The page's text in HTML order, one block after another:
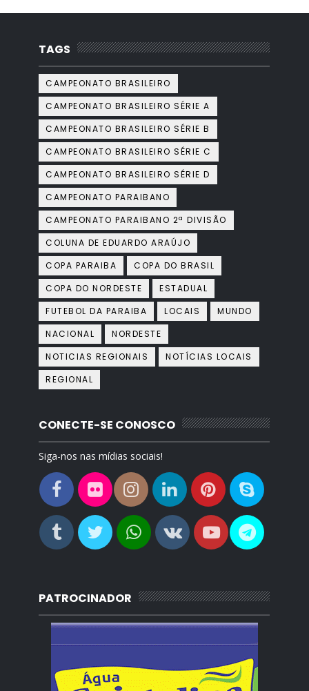
TAGS
CAMPEONATO BRASILEIRO
CAMPEONATO BRASILEIRO SÉRIE A
CAMPEONATO BRASILEIRO SÉRIE B
CAMPEONATO BRASILEIRO SÉRIE C
CAMPEONATO BRASILEIRO SÉRIE D
CAMPEONATO PARAIBANO
CAMPEONATO PARAIBANO 2ª DIVISÃO
COLUNA DE EDUARDO ARAÚJO
COPA PARAIBA
COPA DO BRASIL
COPA DO NORDESTE
ESTADUAL
FUTEBOL DA PARAIBA
LOCAIS
MUNDO
NACIONAL
NORDESTE
NOTICIAS REGIONAIS
NOTÍCIAS LOCAIS
REGIONAL
CONECTE-SE CONOSCO
Siga-nos nas mídias sociais!
PATROCINADOR